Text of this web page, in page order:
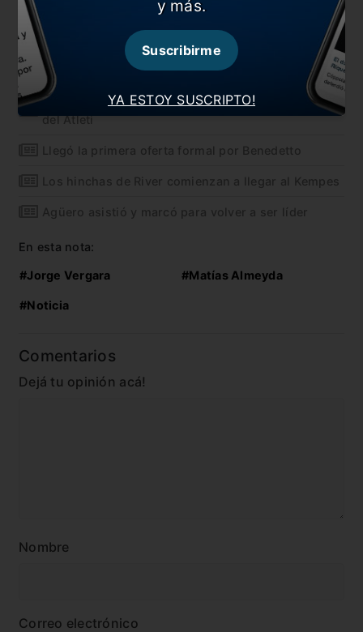
trabajo y por intermedio de él conocer al
maravilloso mundo que es Chivas. Te admiro y te
respeto. Descansa en paz, Jorge”.
También te puede interesar
Nace un nuevo capitulo en la novela: comunicado
del Atleti
Llegó la primera oferta formal por Benedetto
Los hinchas de River comienzan a llegar al Kempes
Agüero asistió y marcó para volver a ser líder
En esta nota:
#Jorge Vergara #Matías Almeyda
#Noticia
Comentarios
Dejá tu opinión acá!
Nombre
Correo electrónico
YA ESTOY SUSCRIPTO!
y más.
Suscribirme